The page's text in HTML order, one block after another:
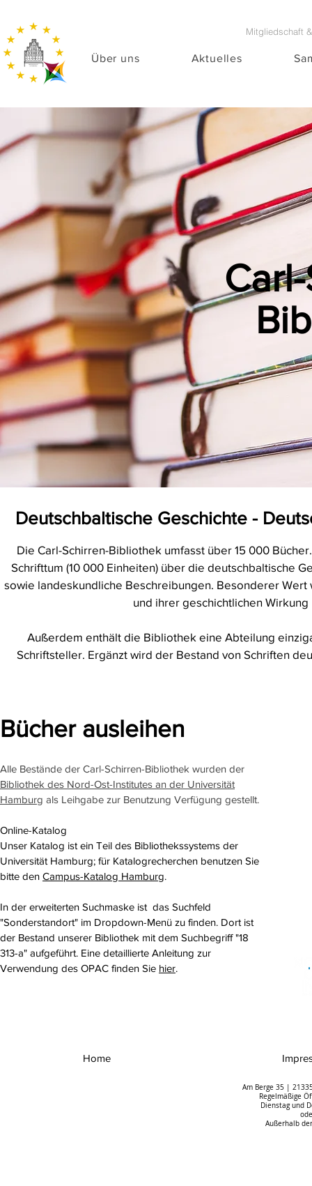
Über uns Aktuelles
Mitgliedschaft
Deutschbaltische Geschichte -
Die Carl-Schirren-Bibliothek umfasst über 15 000
Schrifttum (10 000 Einheiten) über die deutschbaltische
sowie landeskundliche Beschreibungen. Besonderer Wert
und ihrer geschichtlichen
Außerdem enthält die Bibliothek eine Abteilung
Schriftsteller. Ergänzt wird der Bestand von Schriften
Bücher ausleihen
Alle Bestände der Carl-Schirren-Bibliothek wurden der
Bibliothek des Nord-Ost-Institutes an der Universität
Hamburg als Leihgabe zur Benutzung Verfügung gestellt.
Online-Katalog
Unser Katalog ist ein Teil des Bibliothekssystems der
Universität Hamburg; für Katalogrecherchen benutzen Sie
bitte den Campus-Katalog Hamburg.
In der erweiterten Suchmaske ist das Suchfeld
"Sonderstandort" im Dropdown-Menü zu finden. Dort ist
der Bestand unserer Bibliothek mit dem Suchbegriff "18
313-a" aufgeführt. Eine detaillierte Anleitung zur
Verwendung des OPAC finden Sie hier.
Home
Am Berge 35 |
Regelmäßige
Dienstag und
Außerhalb